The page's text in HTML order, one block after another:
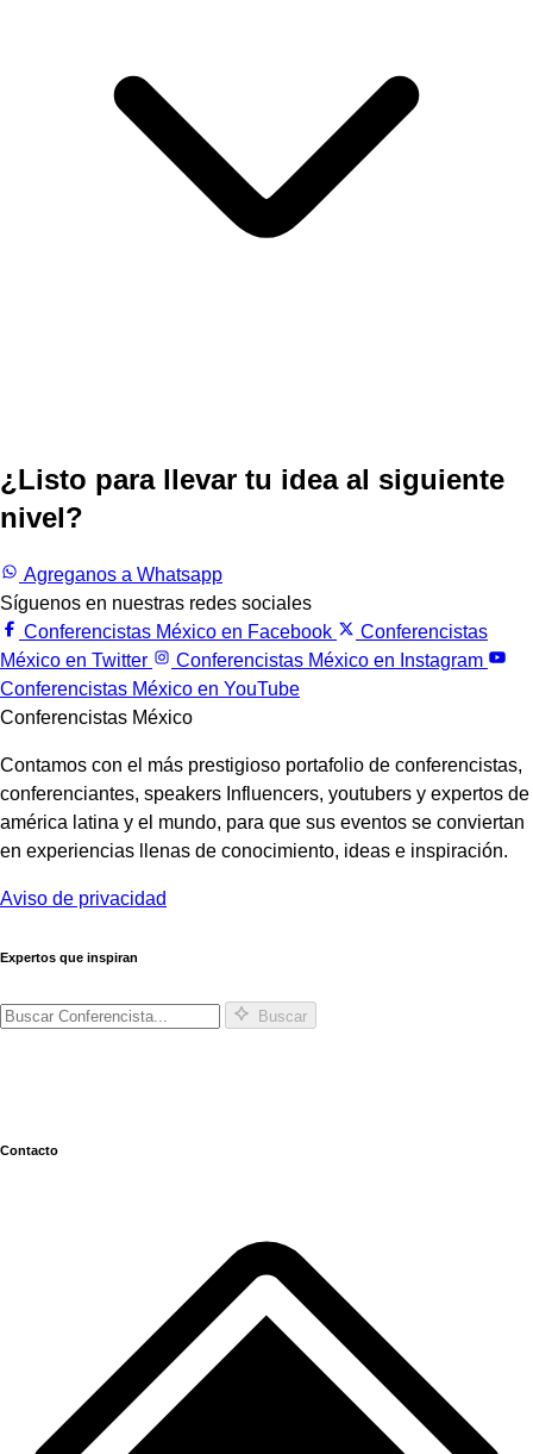
¿Listo para llevar tu idea al siguiente
nivel?
Agreganos a Whatsapp
Síguenos en nuestras redes sociales
Conferencistas México en Facebook
Conferencistas
México en Twitter
Conferencistas México en Instagram
Conferencistas México en YouTube
Conferencistas México
Contamos con el más prestigioso portafolio de conferencistas,
conferenciantes, speakers Influencers, youtubers y expertos de
américa latina y el mundo, para que sus eventos se conviertan
en experiencias llenas de conocimiento, ideas e inspiración.
Aviso de privacidad
Expertos que inspiran
Buscar
Contacto